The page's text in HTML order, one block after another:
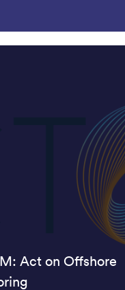
Act on Offshore